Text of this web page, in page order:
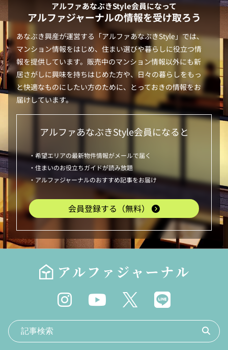
アルファあなぶきStyle会員になって
アルファジャーナルの情報を受け取ろう
あなぶき興産が運営する「アルファあなぶきStyle」では、
マンション情報をはじめ、住まい選びや暮らしに役立つ情
報を提供しています。販売中のマンション情報以外にも新
居さがしに興味を持ちはじめた方や、日々の暮らしをもっ
と快適なものにしたい方のために、とっておきの情報をお
届けしています。
アルファあなぶきStyle会員になると
・希望エリアの最新物件情報がメールで届く
・住まいのお役立ちガイドが読み放題
・アルファジャーナルのおすすめ記事をお届け
会員登録する（無料）